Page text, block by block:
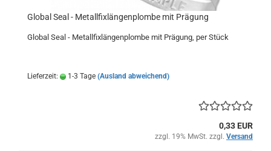
Global Seal - Metallfixlängenplombe mit Prägung
Global Seal - Metallfixlängenplombe mit Prägung, per Stück
Lieferzeit: 1-3 Tage (Ausland abweichend)
0,33 EUR
zzgl. 19% MwSt. zzgl. Versand